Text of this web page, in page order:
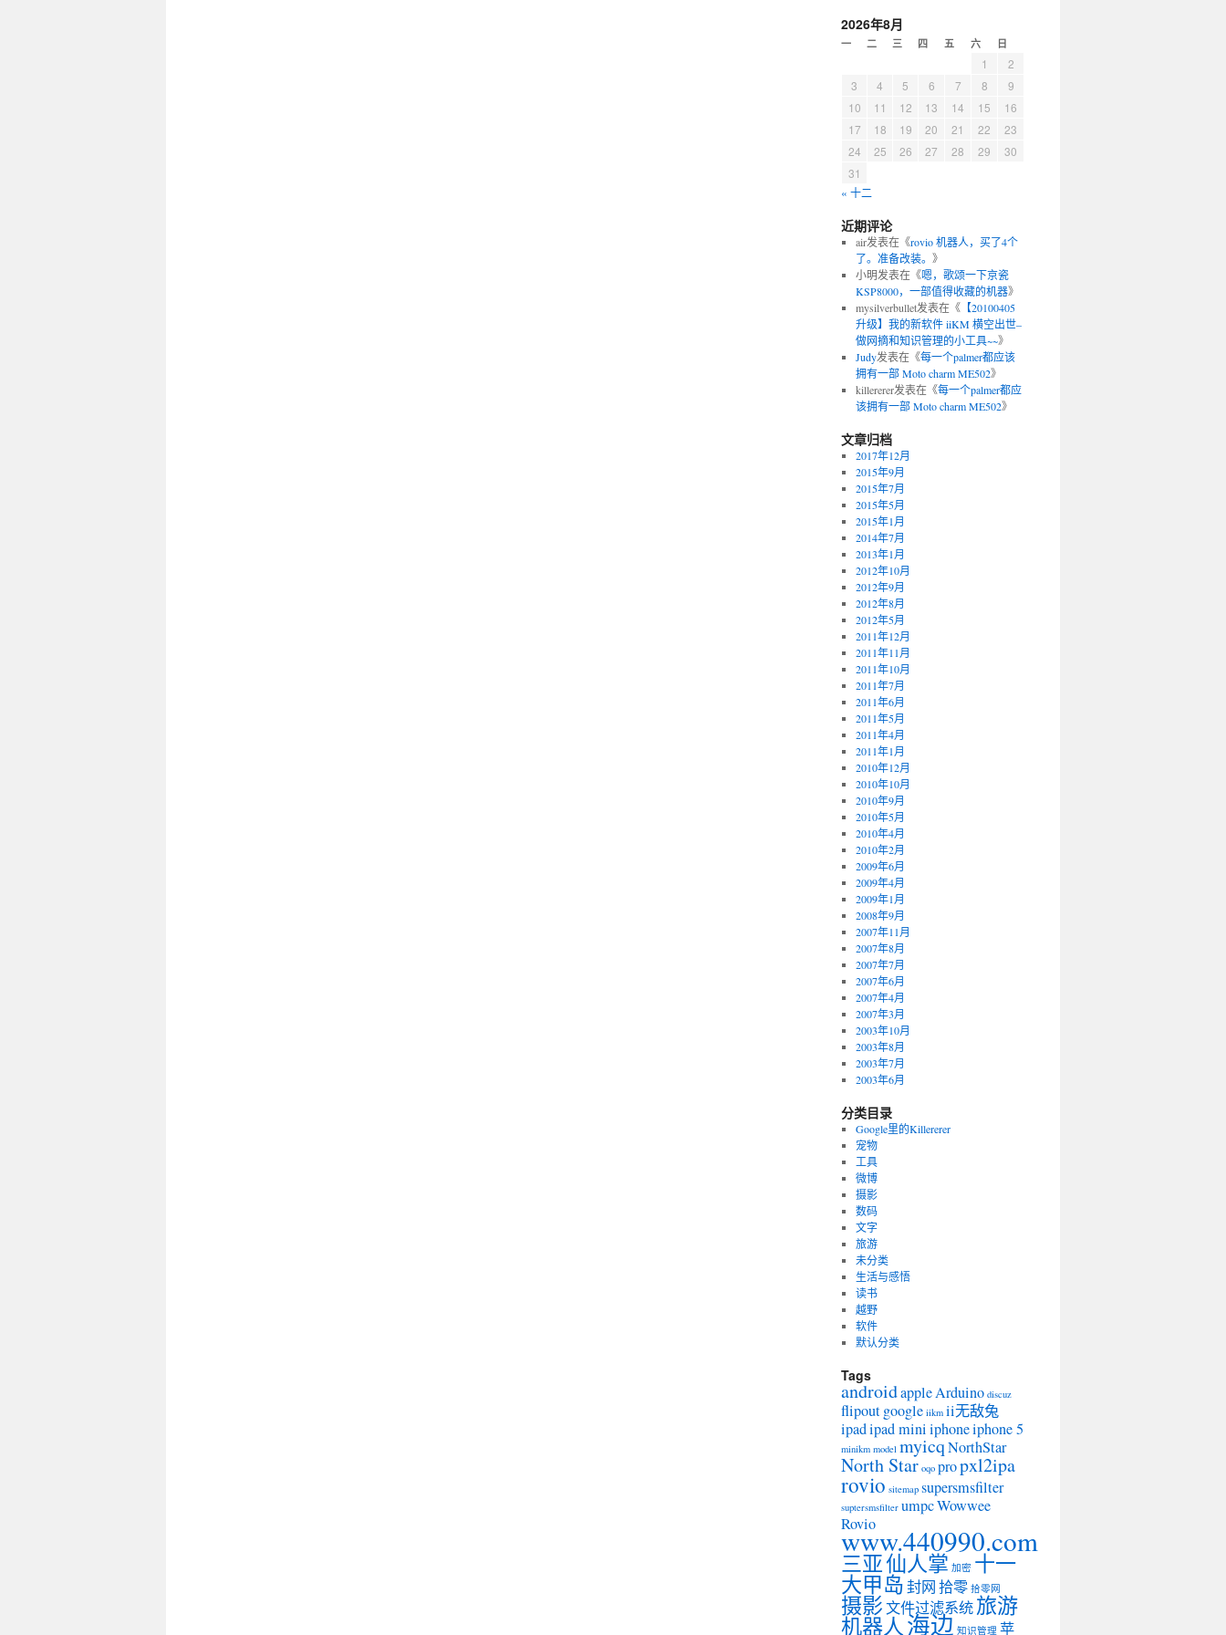
2026年8月
一 二 三 四 五 六 日
« 十二
1
2
3
4 5 6 7 8
9
10
11 12 13 14 15
16
17
18 19 20 21 22
23
24
25 26 27 28 29
30
31
近期评论
air发表在《rovio 机器人，买了4个
了。准备改装。 》
小明发表在《嗯，歌颂一下京瓷
KSP8000，一部值得收藏的机器》
mysilverbullet发表在《【20100405
升级】我的新软件 iiKM 横空出世–
做网摘和知识管理的小工具~~》
Judy发表在《每一个palmer都应该
拥有一部 Moto charm ME502》
killererer发表在《每一个palmer都应
该拥有一部 Moto charm ME502》
文章归档
2017年12月
2015年9月
2015年7月
2015年5月
2015年1月
2014年7月
2013年1月
2012年10月
2012年9月
2012年8月
2012年5月
2011年12月
2011年11月
2011年10月
2011年7月
2011年6月
2011年5月
2011年4月
2011年1月
2010年12月
2010年10月
2010年9月
2010年5月
2010年4月
2010年2月
2009年6月
2009年4月
2009年1月
2008年9月
2007年11月
2007年8月
2007年7月
2007年6月
2007年4月
2007年3月
2003年10月
2003年8月
2003年7月
2003年6月
分类目录
Google里的Killererer
宠物
工具
微博
摄影
数码
文字
旅游
未分类
生活与感悟
读书
越野
软件
默认分类
Tags
androidappleArduino discuz
flipoutgoogle iikm ii无敌兔
ipadipad miniiphoneiphone 5
minikm model myicqNorthStar
North Star oqo propxl2ipa
rovio sitemap supersmsfilter
suptersmsfilter umpcWowwee
Rovio
www.440990.com
三亚仙人掌 加密 十一
大甲岛封网拾零 拾零网
摄影文件过滤系统旅游
机器人 海边 知识管理 苹